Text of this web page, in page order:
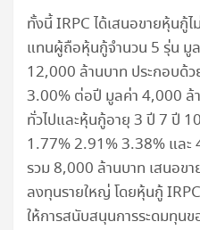
ทั้งนี้ IRPC ได้เสนอขายหุ้นกู้
แทนผู้ถือหุ้นกู้จำนวน 5 รุ่น มู
12,000 ล้านบาท ประกอบด้
3.00% ต่อปี มูลค่า 4,000 ล้
ทั่วไปและหุ้นกู้อายุ 3 ปี 7 ปี
1.77% 2.91% 3.38% แล
รวม 8,000 ล้านบาท เสนอข
ลงทุนรายใหญ่ โดยหุ้นกู้
ให้การสนับสนุนการระดมทุน